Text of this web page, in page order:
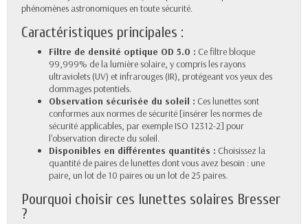
phénomènes astronomiques en toute sécurité.
Caractéristiques principales :
Filtre de densité optique OD 5.0 : Ce filtre bloque
99,999% de la lumière solaire, y compris les rayons
ultraviolets (UV) et infrarouges (IR), protégeant vos yeux des
dommages potentiels.
Observation sécurisée du soleil : Ces lunettes sont
conformes aux normes de sécurité [insérer les normes de
sécurité applicables, par exemple ISO 12312-2] pour
l'observation directe du soleil.
Disponibles en différentes quantités : Choisissez la
quantité de paires de lunettes dont vous avez besoin : une
paire, un lot de 10 paires ou un lot de 25 paires.
Pourquoi choisir ces lunettes solaires Bresser
?